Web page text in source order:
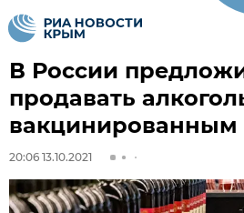
В России
продавать
вакцинированным
20:06 13.10.2021